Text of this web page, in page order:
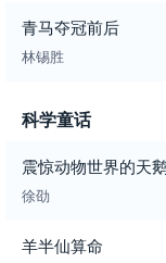
青马夺冠前后
林锡胜
科学童话
震惊动物世界的天
徐劭
羊半仙算命